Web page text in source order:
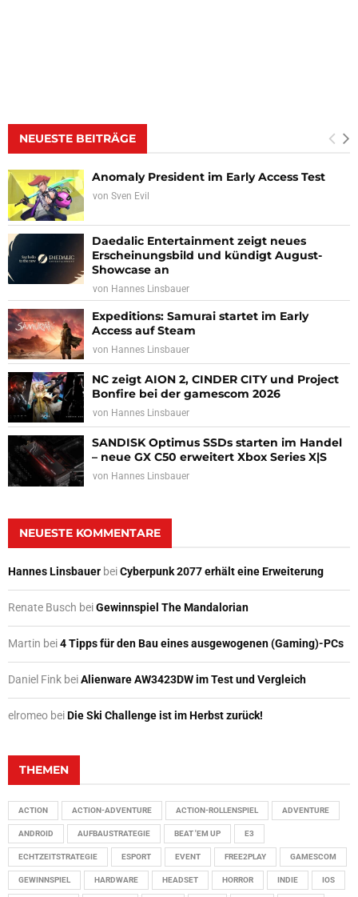
NEUESTE BEITRÄGE
Anomaly President im Early Access Test
von Sven Evil
Daedalic Entertainment zeigt neues
Erscheinungsbild und kündigt August-
Showcase an
von Hannes Linsbauer
Expeditions: Samurai startet im Early
Access auf Steam
von Hannes Linsbauer
NC zeigt AION 2, CINDER CITY und Project
Bonfire bei der gamescom 2026
von Hannes Linsbauer
SANDISK Optimus SSDs starten im Handel
– neue GX C50 erweitert Xbox Series X|S
von Hannes Linsbauer
NEUESTE KOMMENTARE
Hannes Linsbauer beiCyberpunk 2077 erhält eine Erweiterung
Renate Busch beiGewinnspiel The Mandalorian
Martin bei4 Tipps für den Bau eines ausgewogenen (Gaming)-PCs
Daniel Fink beiAlienware AW3423DW im Test und Vergleich
elromeo beiDie Ski Challenge ist im Herbst zurück!
THEMEN
ACTION ACTION-ADVENTURE ACTION-ROLLENSPIEL ADVENTURE
ANDROID AUFBAUSTRATEGIE BEAT 'EM UP E3
ECHTZEITSTRATEGIE ESPORT EVENT FREE2PLAY GAMESCOM
GEWINNSPIEL HARDWARE HEADSET HORROR INDIE IOS